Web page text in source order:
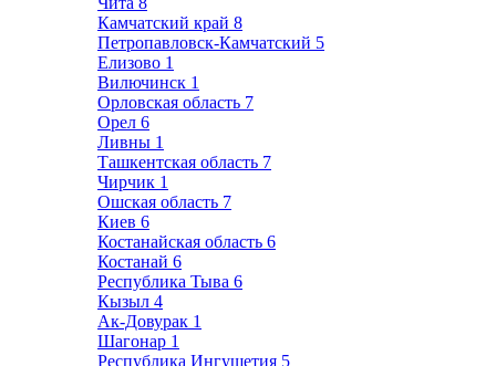
Камчатский край 8
Петропавловск-Камчатский 5
Елизово 1
Вилючинск 1
Орловская область 7
Орел 6
Ливны 1
Ташкентская область 7
Чирчик 1
Ошская область 7
Киев 6
Костанайская область 6
Костанай 6
Республика Тыва 6
Кызыл 4
Ак-Довурак 1
Шагонар 1
Республика Ингушетия 5